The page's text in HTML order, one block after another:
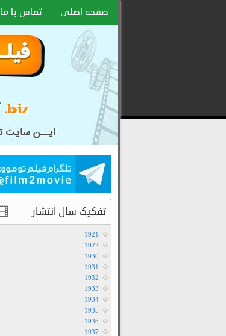
صفحه اصلی تماس با ما
تفکیک سال انتشار
1921
1922
1930
1931
1932
1933
1934
1935
1936
1937